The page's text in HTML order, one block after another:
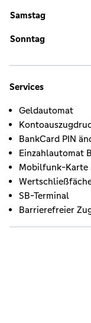
Samstag
Sonntag
Services
Geldautomat
BankCard PIN
Einzahlautomat
Mobilfunk-Karte
SB-Terminal
Barrierefreier